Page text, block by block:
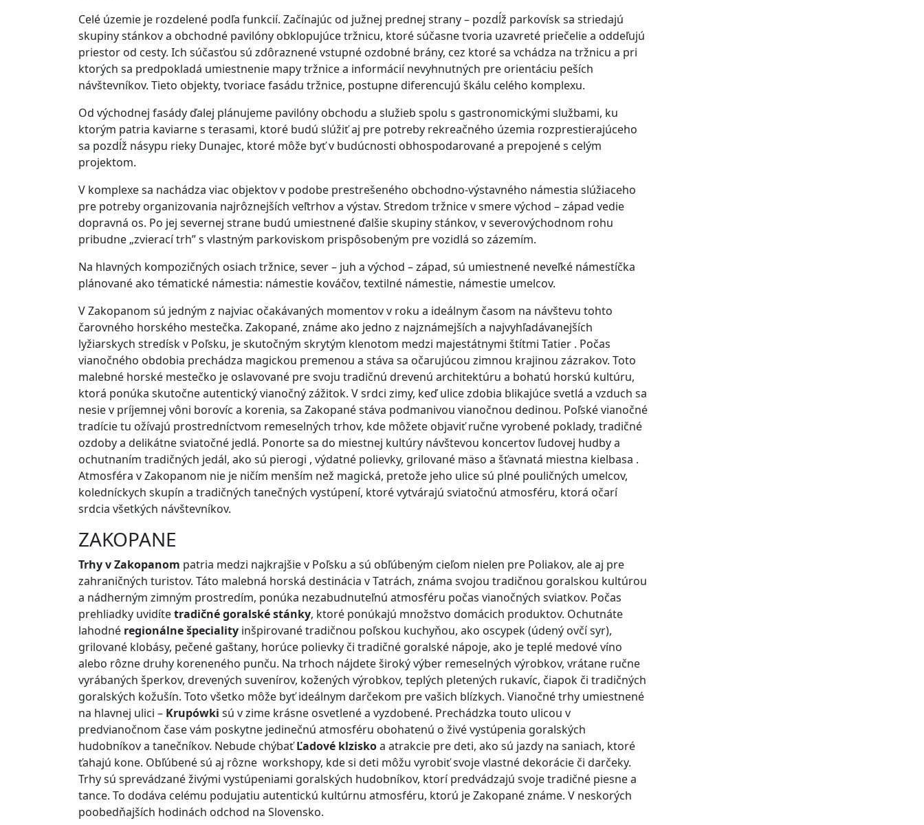
Celé územie je rozdelené podľa funkcií. Začínajúc od južnej prednej strany – pozdĺž parkovísk sa striedajú
skupiny stánkov a obchodné pavilóny obklopujúce tržnicu, ktoré súčasne tvoria uzavreté priečelie a oddeľujú
priestor od cesty. Ich súčasťou sú zdôraznené vstupné ozdobné brány, cez ktoré sa vchádza na tržnicu a pri
ktorých sa predpokladá umiestnenie mapy tržnice a informácií nevyhnutných pre orientáciu peších
návštevníkov. Tieto objekty, tvoriace fasádu tržnice, postupne diferencujú škálu celého komplexu.
Od východnej fasády ďalej plánujeme pavilóny obchodu a služieb spolu s gastronomickými službami, ku
ktorým patria kaviarne s terasami, ktoré budú slúžiť aj pre potreby rekreačného územia rozprestierajúceho
sa pozdĺž násypu rieky Dunajec, ktoré môže byť v budúcnosti obhospodarované a prepojené s celým
projektom.
V komplexe sa nachádza viac objektov v podobe prestrešeného obchodno-výstavného námestia slúžiaceho
pre potreby organizovania najrôznejších veľtrhov a výstav. Stredom tržnice v smere východ – západ vedie
dopravná os. Po jej severnej strane budú umiestnené ďalšie skupiny stánkov, v severovýchodnom rohu
pribudne „zvierací trh” s vlastným parkoviskom prispôsobeným pre vozidlá so zázemím.
Na hlavných kompozičných osiach tržnice, sever – juh a východ – západ, sú umiestnené neveľké námestíčka
plánované ako tématické námestia: námestie kováčov, textilné námestie, námestie umelcov.
V Zakopanom sú jedným z najviac očakávaných momentov v roku a ideálnym časom na návštevu tohto
čarovného horského mestečka. Zakopané, známe ako jedno z najznámejších a najvyhľadávanejších
lyžiarskych stredísk v Poľsku, je skutočným skrytým klenotom medzi majestátnymi štítmi Tatier . Počas
vianočného obdobia prechádza magickou premenou a stáva sa očarujúcou zimnou krajinou zázrakov. Toto
malebné horské mestečko je oslavované pre svoju tradičnú drevenú architektúru a bohatú horskú kultúru,
ktorá ponúka skutočne autentický vianočný zážitok. V srdci zimy, keď ulice zdobia blikajúce svetlá a vzduch sa
nesie v príjemnej vôni borovíc a korenia, sa Zakopané stáva podmanivou vianočnou dedinou. Poľské vianočné
tradície tu ožívajú prostredníctvom remeselných trhov, kde môžete objaviť ručne vyrobené poklady, tradičné
ozdoby a delikátne sviatočné jedlá. Ponorte sa do miestnej kultúry návštevou koncertov ľudovej hudby a
ochutnaním tradičných jedál, ako sú pierogi , výdatné polievky, grilované mäso a šťavnatá miestna kielbasa .
Atmosféra v Zakopanom nie je ničím menším než magická, pretože jeho ulice sú plné pouličných umelcov,
koledníckych skupín a tradičných tanečných vystúpení, ktoré vytvárajú sviatočnú atmosféru, ktorá očarí
srdcia všetkých návštevníkov.
ZAKOPANE
Trhy v Zakopanom patria medzi najkrajšie v Poľsku a sú obľúbeným cieľom nielen pre Poliakov, ale aj pre
zahraničných turistov. Táto malebná horská destinácia v Tatrách, známa svojou tradičnou goralskou kultúrou
a nádherným zimným prostredím, ponúka nezabudnuteľnú atmosféru počas vianočných sviatkov. Počas
prehliadky uvidítetradičné goralské stánky, ktoré ponúkajú množstvo domácich produktov. Ochutnáte
lahodné regionálne špeciality inšpirované tradičnou poľskou kuchyňou, ako oscypek (údený ovčí syr),
grilované klobásy, pečené gaštany, horúce polievky či tradičné goralské nápoje, ako je teplé medové víno
alebo rôzne druhy koreneného punču. Na trhoch nájdete široký výber remeselných výrobkov, vrátane ručne
vyrábaných šperkov, drevených suvenírov, kožených výrobkov, teplých pletených rukavíc, čiapok či tradičných
goralských kožušín. Toto všetko môže byť ideálnym darčekom pre vašich blízkych. Vianočné trhy umiestnené
na hlavnej ulici – Krupówki sú v zime krásne osvetlené a vyzdobené. Prechádzka touto ulicou v
predvianočnom čase vám poskytne jedinečnú atmosféru obohatenú o živé vystúpenia goralských
hudobníkov a tanečníkov. Nebude chýbaťĽadové klziskoa atrakcie pre deti, ako sú jazdy na saniach, ktoré
ťahajú kone. Obľúbené sú aj rôzne workshopy, kde si deti môžu vyrobiť svoje vlastné dekorácie či darčeky.
Trhy sú sprevádzané živými vystúpeniami goralských hudobníkov, ktorí predvádzajú svoje tradičné piesne a
tance. To dodáva celému podujatiu autentickú kultúrnu atmosféru, ktorú je Zakopané známe. V neskorých
poobedňajších hodinách odchod na Slovensko.